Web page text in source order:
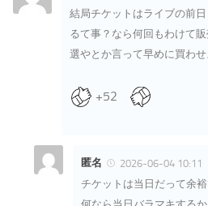
結局チケットはライブの前
るて事？なら何回もわけて
選やとか言って早めに買わせ
+52
匿名
2026-06-04 10:11
チケットは当日だって余